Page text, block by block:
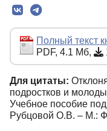
Текст
Полный текст
PDF, 4.1 Мб,
Для цитаты:
подростков и
Учебное пособие
Рубцовой О.В. – М.: